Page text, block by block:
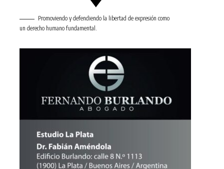
Promoviendo y defendiendo la libertad de expresión como
un derecho humano fundamental.